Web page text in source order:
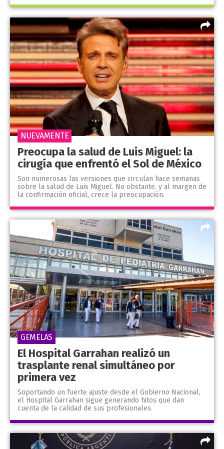
Preocupa la salud de Luis Miguel: la
cirugía que enfrentó el Sol de México
Son numerosas las versiones que circulan hace semanas
sobre la salud de Luis Miguel. No obstante, y al margen de
la confirmación oficial, crece la preocupación.
NUEVAMENTE
El Hospital Garrahan realizó un
trasplante renal simultáneo por
primera vez
Soportando un fuerte ajuste desde el Gobierno Nacional,
el Hospital Garrahan sigue generando hitos que dan
cuenta de la calidad de sus profesionales.
GEMELAS